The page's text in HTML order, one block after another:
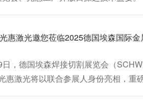
，德国埃森焊接切割展览会（